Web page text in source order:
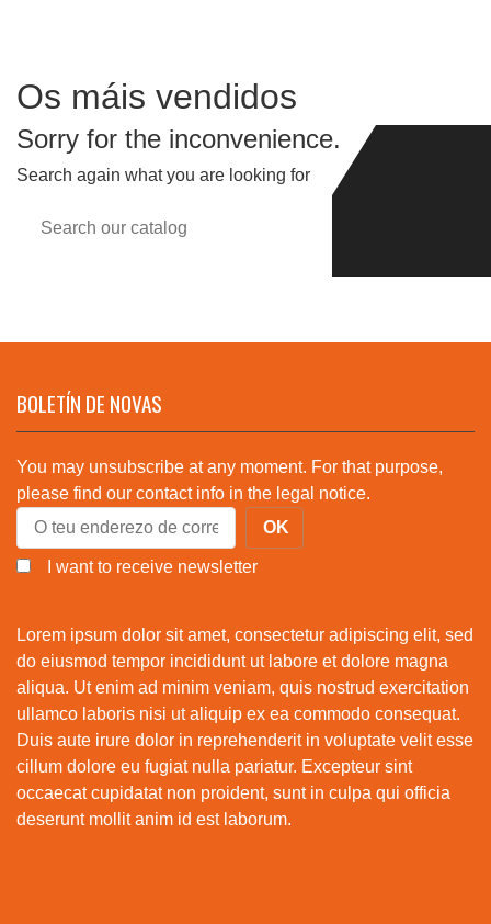
Os máis vendidos
Sorry for the inconvenience.
Search again what you are looking for
BOLETÍN DE NOVAS
You may unsubscribe at any moment. For that purpose,
please find our contact info in the legal notice.
I want to receive newsletter
Lorem ipsum dolor sit amet, consectetur adipiscing elit, sed
do eiusmod tempor incididunt ut labore et dolore magna
aliqua. Ut enim ad minim veniam, quis nostrud exercitation
ullamco laboris nisi ut aliquip ex ea commodo consequat.
Duis aute irure dolor in reprehenderit in voluptate velit esse
cillum dolore eu fugiat nulla pariatur. Excepteur sint
occaecat cupidatat non proident, sunt in culpa qui officia
deserunt mollit anim id est laborum.